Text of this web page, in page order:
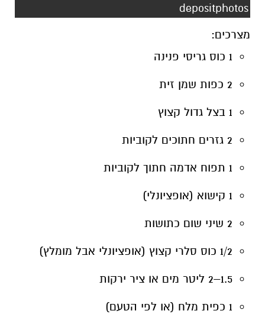
depositphotos
מצרכים:
1 כוס גריסי פנינה
2 כפות שמן זית
1 בצל גדול קצוץ
2 גזרים חתוכים לקוביות
1 תפוח אדמה חתוך לקוביות
1 קישוא (אופציונלי)
2 שיני שום כתושות
1/2 כוס סלרי קצוץ (אופציונלי אבל מומלץ)
1.5–2 ליטר מים או ציר ירקות
1 כפית מלח (או לפי הטעם)